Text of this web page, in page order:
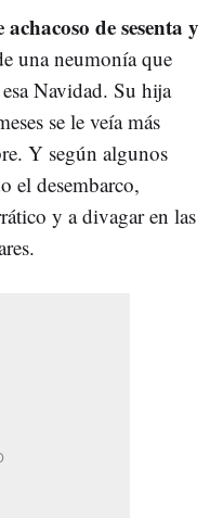
de sesenta y
una neumonía que
Navidad. Su hija
se le veía más
Y según algunos
el desembarco,
y a divagar en las